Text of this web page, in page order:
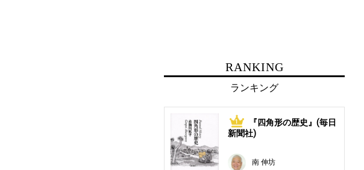
RANKING
ランキング
1
『四角形の歴史』(毎日
新聞社)
南 伸坊